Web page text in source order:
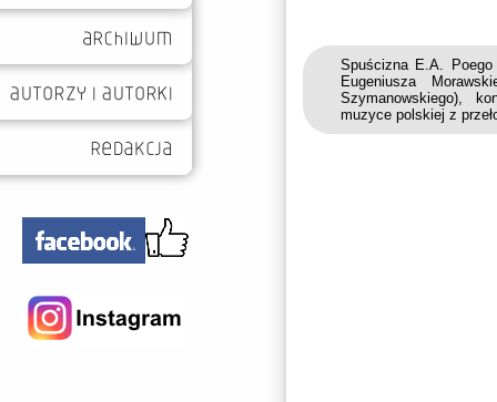
Spuścizna E.A.
Eugeniusza
Szymanowskiego),
muzyce polskiej z